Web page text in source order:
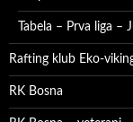
Tabela – Prva liga –
Rafting klub Eko-
RK Bosna